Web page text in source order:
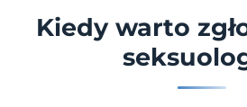
Kiedy warto